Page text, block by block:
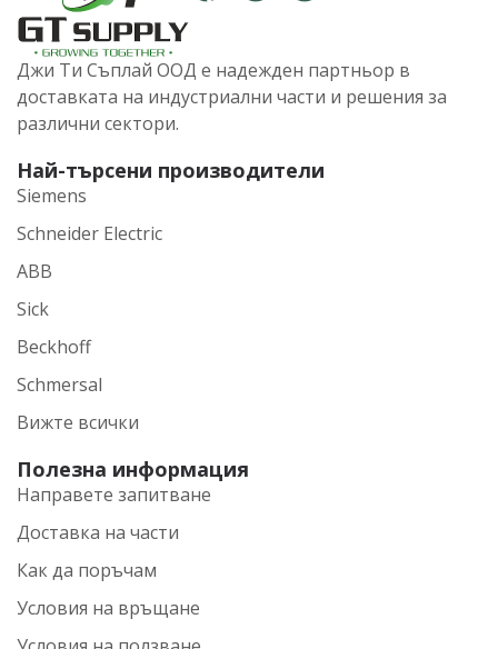
Джи Ти Съплай ООД е надежден партньор в
доставката на индустриални части и решения за
различни сектори.
Най-търсени производители
Siemens
Schneider Electric
ABB
Sick
Beckhoff
Schmersal
Вижте всички
Полезна информация
Направете запитване
Доставка на части
Как да поръчам
Условия на връщане